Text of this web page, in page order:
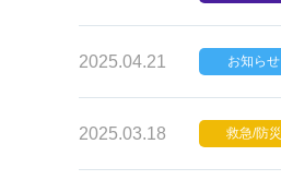
2025.04.21 お知らせ
2025.03.18 救急/防災